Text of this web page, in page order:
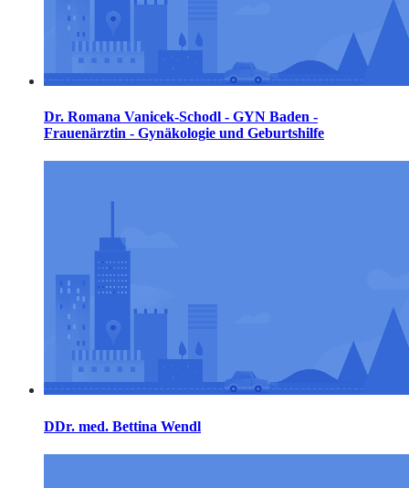
Dr. Romana Vanicek-Schodl - GYN Baden -
Frauenärztin - Gynäkologie und Geburtshilfe
DDr. med. Bettina Wendl